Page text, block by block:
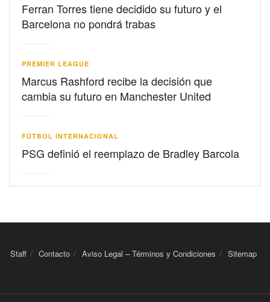
Ferran Torres tiene decidido su futuro y el
Barcelona no pondrá trabas
PREMIER LEAGUE
Marcus Rashford recibe la decisión que
cambia su futuro en Manchester United
FÚTBOL INTERNACIONAL
PSG definió el reemplazo de Bradley Barcola
Staff Contacto Aviso Legal – Términos y Condiciones Sitemap